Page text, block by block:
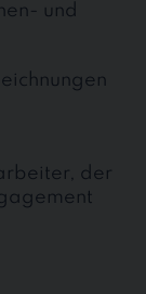
und
der